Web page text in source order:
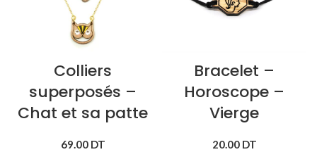
Colliers
superposés –
Chat et sa patte
69.00 DT
Bracelet –
Horoscope –
Vierge
20.00 DT